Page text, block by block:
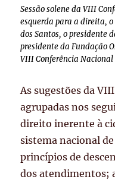
Sessão solene da VIII
esquerda para a direita,
dos Santos, o presidente
presidente da Fundação
VIII Conferência Nacional
As sugestões da
agrupadas nos
direito inerente à
sistema nacional
princípios de
dos atendimentos;